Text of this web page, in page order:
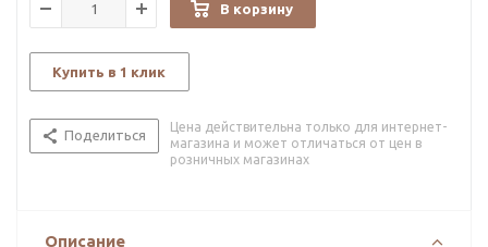
В корзину
Купить в 1 клик
Поделиться
Цена действительна только для интернет-
магазина и может отличаться от цен в
розничных магазинах
Описание